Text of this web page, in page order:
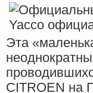
Эта
CITROEN на